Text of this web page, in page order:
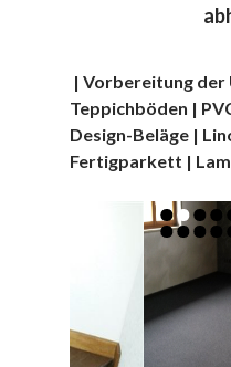
| Vorbereitung der
Teppichböden |
Design-Beläge |
Fertigparkett |